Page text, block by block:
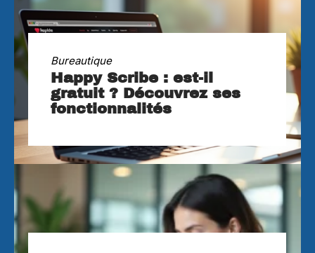
Bureautique
Happy Scribe : est-il
gratuit ? Découvrez ses
fonctionnalités